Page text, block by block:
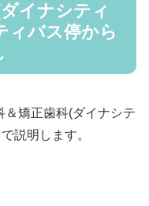
イナシティ
ィバス停から
＆矯正歯科(ダイナシテ
説明します。